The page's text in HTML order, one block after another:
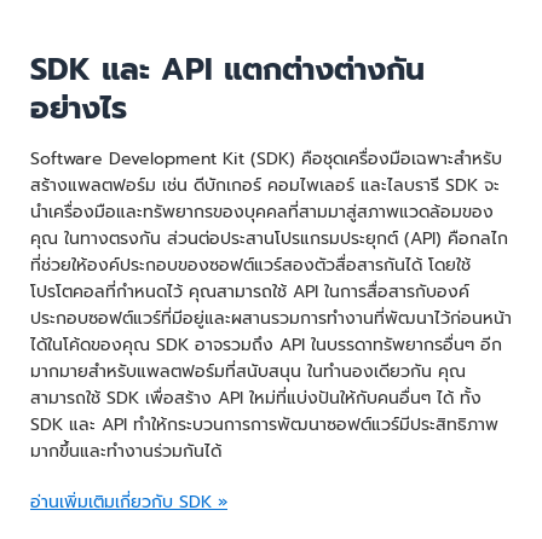
SDK และ API แตกต่างต่างกัน
อย่างไร
Software Development Kit (SDK) คือชุดเครื่องมือเฉพาะสำหรับ
สร้างแพลตฟอร์ม เช่น ดีบักเกอร์ คอมไพเลอร์ และไลบรารี SDK จะ
นำเครื่องมือและทรัพยากรของบุคคลที่สามมาสู่สภาพแวดล้อมของ
คุณ ในทางตรงกัน ส่วนต่อประสานโปรแกรมประยุกต์ (API) คือกลไก
ที่ช่วยให้องค์ประกอบของซอฟต์แวร์สองตัวสื่อสารกันได้ โดยใช้
โปรโตคอลที่กำหนดไว้ คุณสามารถใช้ API ในการสื่อสารกับองค์
ประกอบซอฟต์แวร์ที่มีอยู่และผสานรวมการทำงานที่พัฒนาไว้ก่อนหน้า
ได้ในโค้ดของคุณ SDK อาจรวมถึง API ในบรรดาทรัพยากรอื่นๆ อีก
มากมายสำหรับแพลตฟอร์มที่สนับสนุน ในทำนองเดียวกัน คุณ
สามารถใช้ SDK เพื่อสร้าง API ใหม่ที่แบ่งปันให้กับคนอื่นๆ ได้ ทั้ง
SDK และ API ทำให้กระบวนการการพัฒนาซอฟต์แวร์มีประสิทธิภาพ
มากขึ้นและทำงานร่วมกันได้
อ่านเพิ่มเติมเกี่ยวกับ SDK »